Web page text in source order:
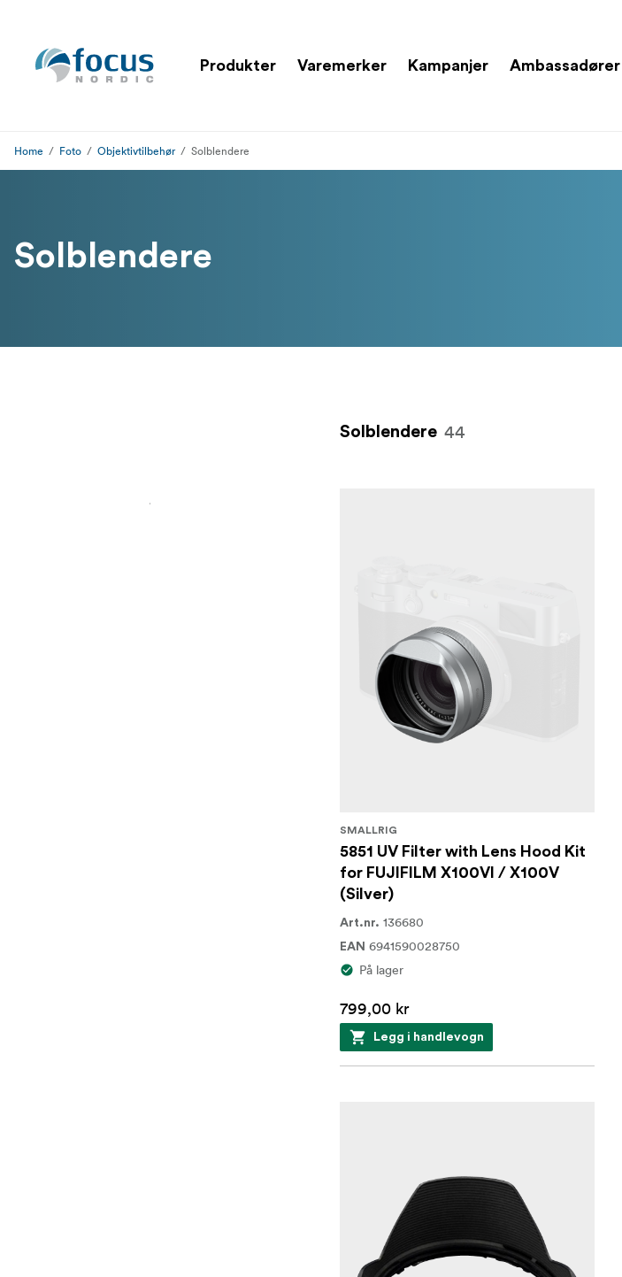
Produkter Varemerker Kampanjer Ambassadører
Home Foto Objektivtilbehør Solblendere
Solblendere
Solblendere 44
SMALLRIG
5851 UV Filter with Lens Hood Kit
for FUJIFILM X100VI / X100V
(Silver)
Art.nr. 136680
EAN 6941590028750
På lager
799,00 kr
Legg i handlevogn